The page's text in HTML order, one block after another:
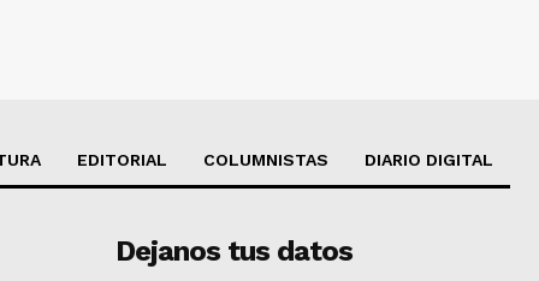
EDITORIAL COLUMNISTAS DIARIO DIGITAL
Dejanos tus datos